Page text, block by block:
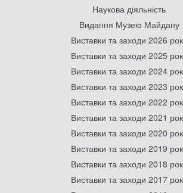
Наукова діяльність
Видання Музею Майдану
Виставки та заходи 2026
Виставки та заходи 2025
Виставки та заходи 2024
Виставки та заходи 2023
Виставки та заходи 2022
Виставки та заходи 2021
Виставки та заходи 2020
Виставки та заходи 2019
Виставки та заходи 2018
Виставки та заходи 2017